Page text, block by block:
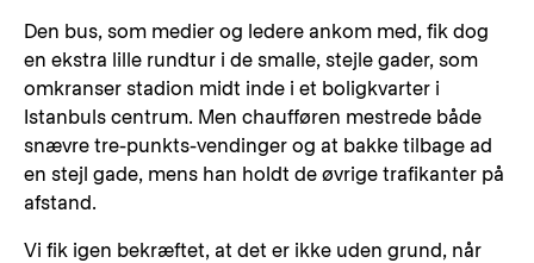
Den bus, som medier og ledere ankom med, fik dog
en ekstra lille rundtur i de smalle, stejle gader, som
omkranser stadion midt inde i et boligkvarter i
Istanbuls centrum. Men chaufføren mestrede både
snævre tre-punkts-vendinger og at bakke tilbage ad
en stejl gade, mens han holdt de øvrige trafikanter på
afstand.
Vi fik igen bekræftet, at det er ikke uden grund, når